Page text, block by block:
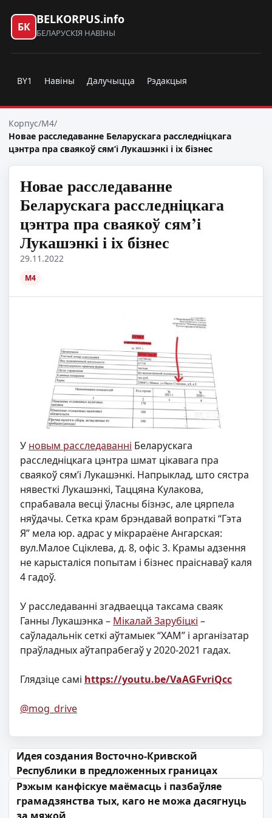
БК
BELKORPUS.info
БЕЛАРУСКІЯ НАВІНЫ
BY1 Навіны Далучыцца Рэдакцыя
Корпус/M4/
Новае расследаванне Беларускага расследніцкага
цэнтра пра сваякоў сям’і Лукашэнкі і іх бізнес
Новае расследаванне
Беларускага расследніцкага
цэнтра пра сваякоў сям’і
Лукашэнкі і іх бізнес
29.11.2022
M4
У новым расследаванні Беларускага
расследніцкага цэнтра шмат цікавага пра
сваякоў сям’і Лукашэнкі. Напрыклад, што сястра
нявесткі Лукашэнкі, Таццяна Кулакова,
спрабавала весці ўласны бізнэс, але цярпела
няўдачы. Сетка крам брэндавай вопраткі “Гэта
Я” мела юр. адрас у мікрараёне Ангарская:
вул.Малое Сціклева, д. 8, офіс 3. Крамы адзення
не карысталіся попытам і бізнес праіснаваў каля
4 гадоў.
У расследаванні згадваецца таксама сваяк
Ганны Лукашэнка – Мікалай Зарубіцкі –
саўладальнік сеткі аўтамыек “ХАМ” і арганізатар
праўладных аўтапрабегаў у 2020-2021 гадах.
Глядзіце самі https://youtu.be/VaAGFvriQcc
@mog_drive
Навігацыя па запісах
Идея создания Восточно-Кривской
Республики в предложенных границах
Рэжым канфіскуе маёмасць і пазбаўляе
грамадзянства тых, каго не можа дасягнуць